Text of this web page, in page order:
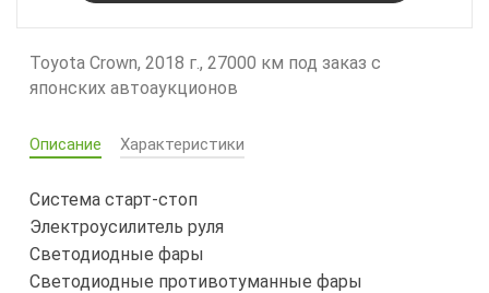
Toyota Crown, 2018 г., 27000 км под заказ с
японских автоаукционов
Описание Характеристики
Система старт-стоп
Электроусилитель руля
Светодиодные фары
Светодиодные противотуманные фары